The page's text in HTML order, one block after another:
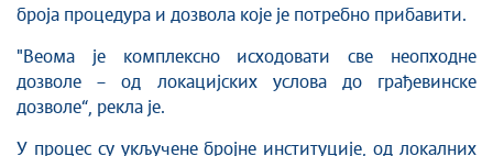
броја процедура и дозвола које је потребно прибавити.
"Веома је комплексно исходовати све неопходне
дозволе – од локацијских услова до грађевинске
дозволе“, рекла је.
У процес су укључене бројне институције, од локалних